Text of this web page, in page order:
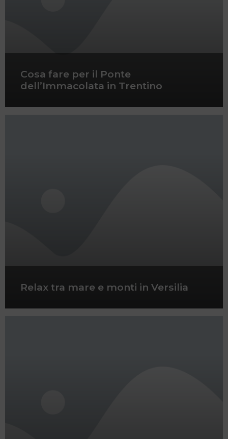
Cosa fare per il Ponte
dell’Immacolata in Trentino
Relax tra mare e monti in Versilia